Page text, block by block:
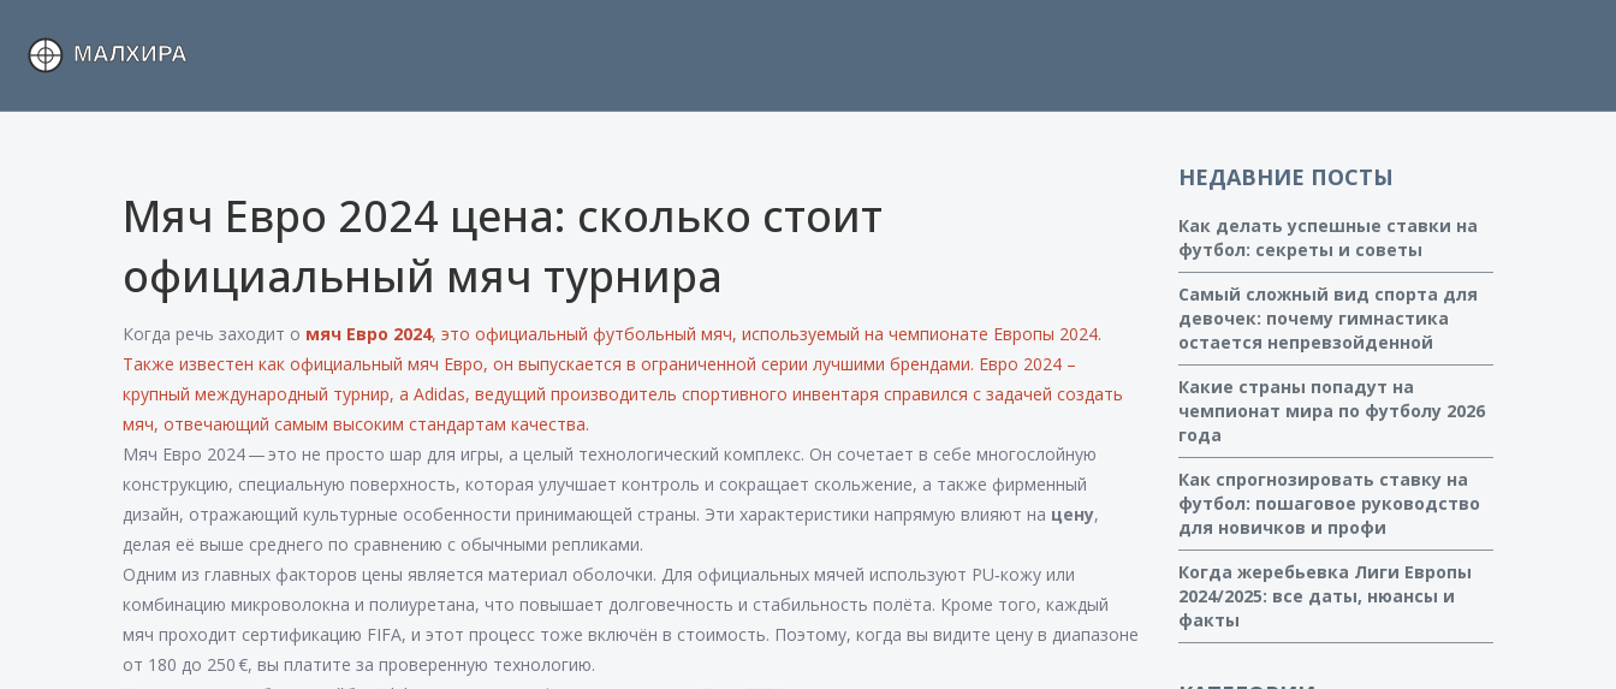
Мяч Евро 2024 цена: сколько стоит
официальный мяч турнира
Когда речь заходит о мяч Евро 2024, это официальный футбольный мяч, используемый на чемпионате Европы 2024.
Также известен как официальный мяч Евро, он выпускается в ограниченной серии лучшими брендами. Евро 2024 –
крупный международный турнир, а Adidas, ведущий производитель спортивного инвентаря справился с задачей создать
мяч, отвечающий самым высоким стандартам качества.
Мяч Евро 2024 — это не просто шар для игры, а целый технологический комплекс. Он сочетает в себе многослойную
конструкцию, специальную поверхность, которая улучшает контроль и сокращает скольжение, а также фирменный
дизайн, отражающий культурные особенности принимающей страны. Эти характеристики напрямую влияют на цену,
делая её выше среднего по сравнению с обычными репликами.
Одним из главных факторов цены является материал оболочки. Для официальных мячей используют PU‑кожу или
комбинацию микроволокна и полиуретана, что повышает долговечность и стабильность полёта. Кроме того, каждый
мяч проходит сертификацию FIFA, и этот процесс тоже включён в стоимость. Поэтому, когда вы видите цену в диапазоне
от 180 до 250 €, вы платите за проверенную технологию.
НЕДАВНИЕ ПОСТЫ
Как делать успешные ставки на
футбол: секреты и советы
Самый сложный вид спорта для
девочек: почему гимнастика
остается непревзойденной
Какие страны попадут на
чемпионат мира по футболу 2026
года
Как спрогнозировать ставку на
футбол: пошаговое руководство
для новичков и профи
Когда жеребьевка Лиги Европы
2024/2025: все даты, нюансы и
факты